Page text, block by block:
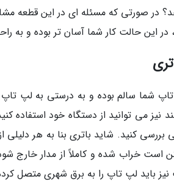
در صورتی که مسئله ای در این قطعه
این حالت کار شما آسان تر بوده و به
شما سالم بوده و به درستی به لپ
می توانید از دستگاه خود استفاده
بررسی کنید. شاید باتری بنا به هر
است خراب شده و کاملاً از مدار خارج
نیز باید لپ تاپ را به برق شهری متصل